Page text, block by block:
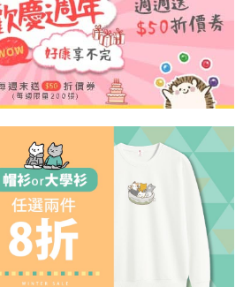
）提供予台灣大哥大進項蒐集、處理及利用，
單所需資料之確認、核對及更正。
以下連結：https://oppay.tw/userRule
欲退款等相關疑問，請聯繫「AFTEE先享後付
support/home
公司提供之「AFTEE先享後付」服務完成之交
提供個人資料，並將交易相關給付款項請求債
司。
得法定代理人或監護人之同意方可使用
同意申辦者引起之損失，本公司不負相關責
時，將依據個別帳號之用戶狀況，依本公司即
若仍有額度不足之情形，本公司將視審查結果
使用他人資訊註冊。若發現惡意使用之情形，
停止該用戶之使用額度並採取法律行動。
以上)免運費
以上)免運費